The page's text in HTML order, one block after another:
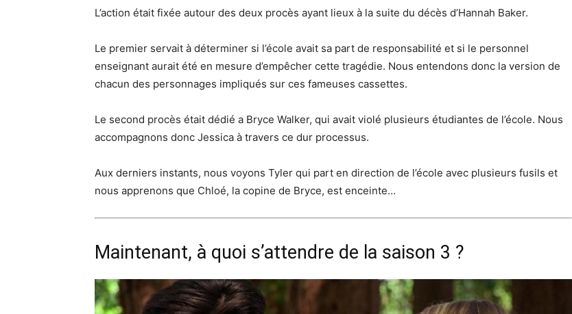
L’action était fixée autour des deux procès ayant lieux à la suite du décès d’Hannah Baker.
Le premier servait à déterminer si l’école avait sa part de responsabilité et si le personnel
enseignant aurait été en mesure d’empêcher cette tragédie. Nous entendons donc la version de
chacun des personnages impliqués sur ces fameuses cassettes.
Le second procès était dédié a Bryce Walker, qui avait violé plusieurs étudiantes de l’école. Nous
accompagnons donc Jessica à travers ce dur processus.
Aux derniers instants, nous voyons Tyler qui part en direction de l’école avec plusieurs fusils et
nous apprenons que Chloé, la copine de Bryce, est enceinte…
Maintenant, à quoi s’attendre de la saison 3 ?